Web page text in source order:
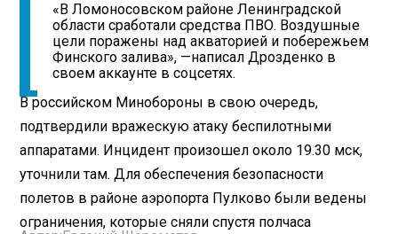
«В Ломоносовском районе Ленинградской
области сработали средства ПВО. Воздушные
цели поражены над акваторией и побережьем
Финского залива», —написал Дрозденко в
своем аккаунте в соцсетях.
В российском Минобороны в свою очередь,
подтвердили вражескую атаку беспилотными
аппаратами. Инцидент произошел около 19.30 мск,
уточнили там. Для обеспечения безопасности
полетов в районе аэропорта Пулково были ведены
ограничения, которые сняли спустя полчаса